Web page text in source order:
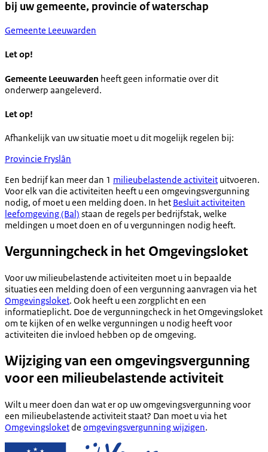
bij uw gemeente, provincie of waterschap
Gemeente Leeuwarden
Let op!
Gemeente Leeuwarden heeft geen informatie over dit
onderwerp aangeleverd.
Let op!
Afhankelijk van uw situatie moet u dit mogelijk regelen bij:
Provincie Fryslân
Een bedrijf kan meer dan 1 milieubelastende activiteit uitvoeren.
Voor elk van die activiteiten heeft u een omgevingsvergunning
nodig, of moet u een melding doen. In het Besluit activiteiten
leefomgeving (Bal) staan de regels per bedrijfstak, welke
meldingen u moet doen en of u vergunningen nodig heeft.
Vergunningcheck in het Omgevingsloket
Voor uw milieubelastende activiteiten moet u in bepaalde
situaties een melding doen of een vergunning aanvragen via het
Omgevingsloket. Ook heeft u een zorgplicht en een
informatieplicht. Doe de vergunningcheck in het Omgevingsloket
om te kijken of en welke vergunningen u nodig heeft voor
activiteiten die invloed hebben op de omgeving.
Wijziging van een omgevingsvergunning
voor een milieubelastende activiteit
Wilt u meer doen dan wat er op uw omgevingsvergunning voor
een milieubelastende activiteit staat? Dan moet u via het
Omgevingsloketde omgevingsvergunning wijzigen.